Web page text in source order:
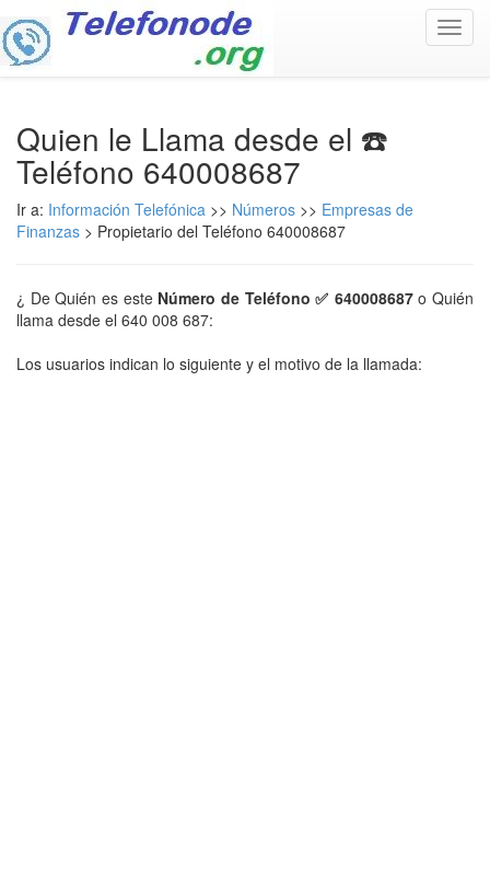
Quien le Llama desde el ☎️
Teléfono 640008687
Ir a: Información Telefónica >> Números >> Empresas de
Finanzas > Propietario del Teléfono 640008687
¿ De Quién es este Número de Teléfono ✅ 640008687o Quién
llama desde el 640 008 687:
Los usuarios indican lo siguiente y el motivo de la llamada: